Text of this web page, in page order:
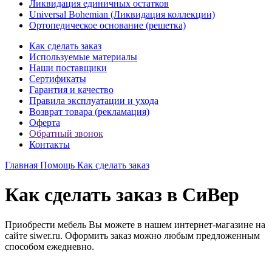
Ликвидация единичных остатков
Universal Bohemian (Ликвидация коллекции)
Ортопедическое основание (решетка)
Как сделать заказ
Используемые материалы
Наши поставщики
Сертификаты
Гарантия и качество
Правила эксплуатации и ухода
Возврат товара (рекламация)
Оферта
Обратный звонок
Контакты
Главная Помощь Как сделать заказ
Как сделать заказ в СиВер
Приобрести мебель Вы можете в нашем интернет-магазине на
сайте siwer.ru. Оформить заказ можно любым предложенным
способом ежедневно.